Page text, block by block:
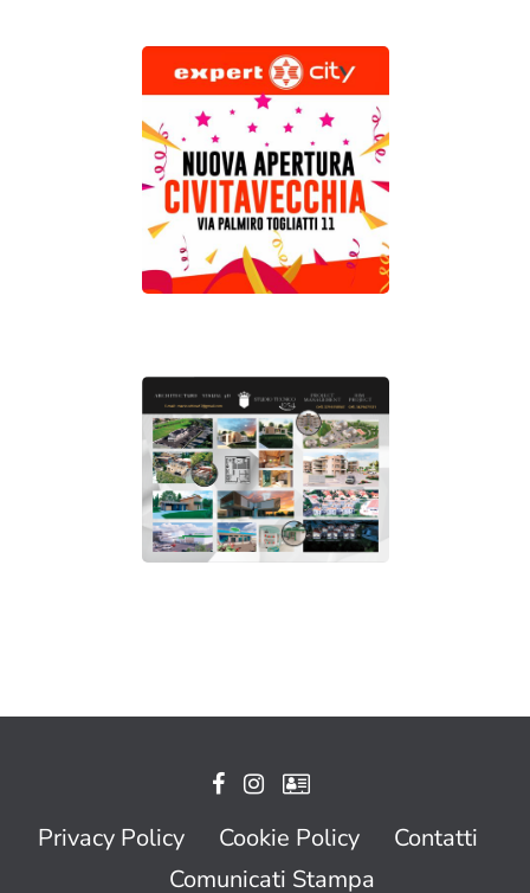
Privacy Policy Cookie Policy
Contatti
Comunicati Stampa